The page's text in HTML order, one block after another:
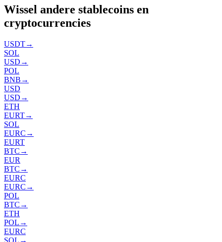
Wissel andere stablecoins en
cryptocurrencies
USDT→
SOL
USD →
POL
BNB →
USD
USD →
ETH
EURT→
SOL
EURC →
EURT
BTC →
EUR
BTC →
EURC
EURC →
POL
BTC →
ETH
POL →
EURC